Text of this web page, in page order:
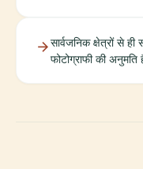
सार्वजनिक क्षेत्रों से
फोटोग्राफी की अनुमति